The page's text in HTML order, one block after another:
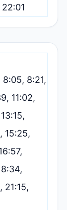
8:21,
11:02,
15:25,
21:15,